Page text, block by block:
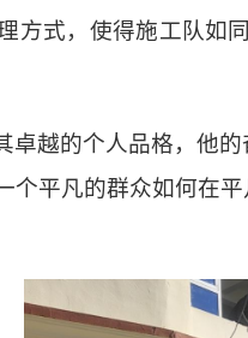
方式，使得施工队如
卓越的个人品格，他的
个平凡的群众如何在平